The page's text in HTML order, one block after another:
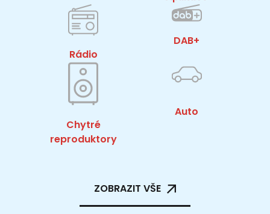
Rádio
DAB+
Chytré
reproduktory
Auto
ZOBRAZIT VŠE